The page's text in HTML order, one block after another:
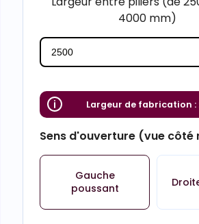
4000 mm)
Largeur de fabrication :
Sens d'ouverture (vue côté
Gauche
poussant